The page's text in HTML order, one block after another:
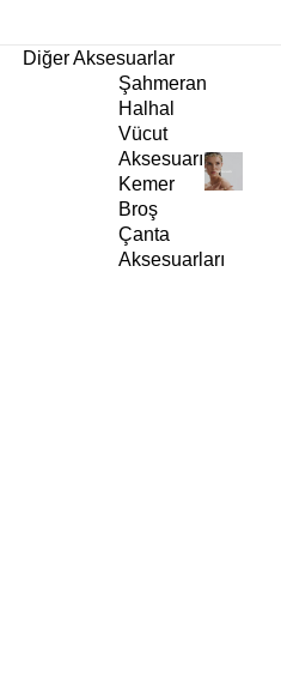
Diğer Aksesuarlar
Şahmeran
Halhal
Vücut
Aksesuarı
Kemer
Broş
Çanta
Aksesuarları